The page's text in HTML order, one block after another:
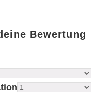
Bewertung